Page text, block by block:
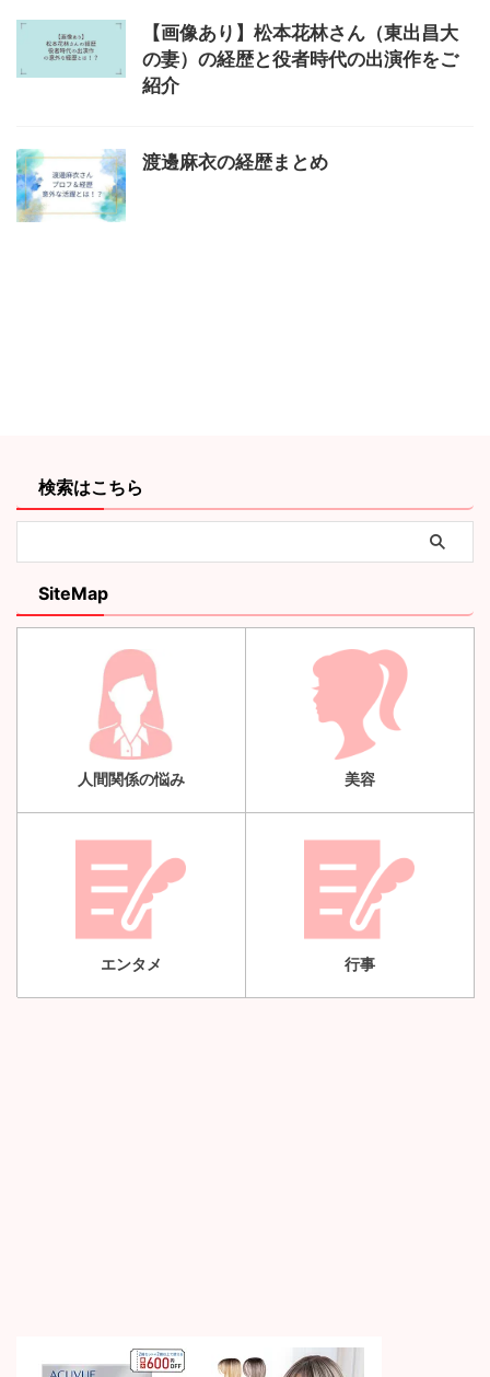
【画像あり】松本花林さん（東出昌大
の妻）の経歴と役者時代の出演作をご
紹介
渡邊麻衣の経歴まとめ
検索はこちら
SiteMap
人間関係の悩み 美容
エンタメ 行事